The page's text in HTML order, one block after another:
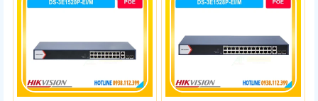
cổng đáp ứng tốt hệ thống camera